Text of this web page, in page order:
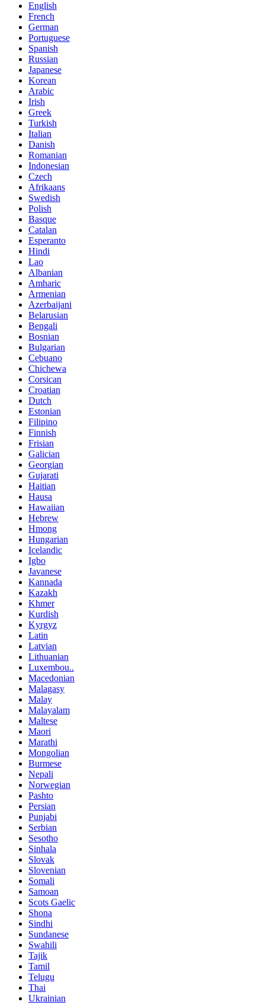
English
French
German
Portuguese
Spanish
Russian
Japanese
Korean
Arabic
Irish
Greek
Turkish
Italian
Danish
Romanian
Indonesian
Czech
Afrikaans
Swedish
Polish
Basque
Catalan
Esperanto
Hindi
Lao
Albanian
Amharic
Armenian
Azerbaijani
Belarusian
Bengali
Bosnian
Bulgarian
Cebuano
Chichewa
Corsican
Croatian
Dutch
Estonian
Filipino
Finnish
Frisian
Galician
Georgian
Gujarati
Haitian
Hausa
Hawaiian
Hebrew
Hmong
Hungarian
Icelandic
Igbo
Javanese
Kannada
Kazakh
Khmer
Kurdish
Kyrgyz
Latin
Latvian
Lithuanian
Luxembou..
Macedonian
Malagasy
Malay
Malayalam
Maltese
Maori
Marathi
Mongolian
Burmese
Nepali
Norwegian
Pashto
Persian
Punjabi
Serbian
Sesotho
Sinhala
Slovak
Slovenian
Somali
Samoan
Scots Gaelic
Shona
Sindhi
Sundanese
Swahili
Tajik
Tamil
Telugu
Thai
Ukrainian